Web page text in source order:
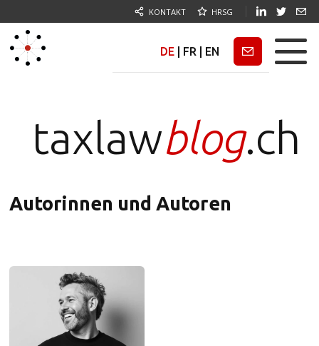
KONTAKT HRSG
DE FR EN Newsletter
taxlawblog.ch
Autorinnen und Autoren